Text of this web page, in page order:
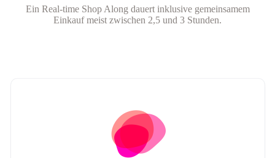
Ein Real-time Shop Along dauert inklusive gemeinsamem
Einkauf meist zwischen 2,5 und 3 Stunden.